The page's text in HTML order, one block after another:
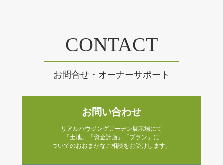
CONTACT
お問合せ・オーナーサポート
お問い合わせ
リアルハウジングガーデン展示場にて
「土地」「資金計画」「プラン」に
ついてのおおまかなご相談をお受けします。